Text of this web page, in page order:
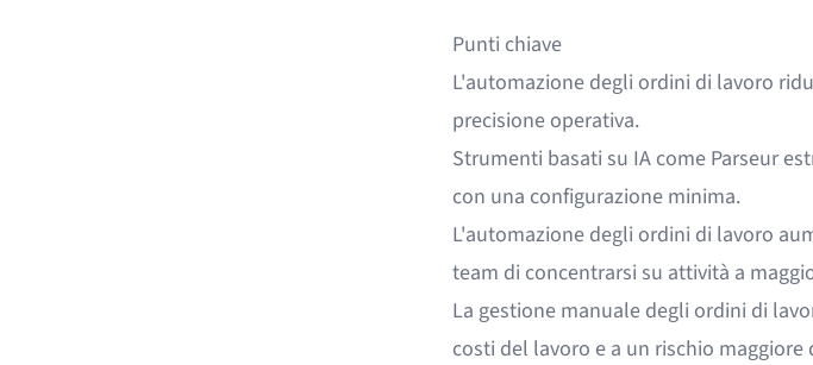
Punti chiave
L'automazione degli ordini di lavoro
precisione operativa.
Strumenti basati su IA come Parseur
con una configurazione minima.
L'automazione degli ordini di lavoro
team di concentrarsi su attività a
La gestione manuale degli ordini di
costi del lavoro e a un rischio